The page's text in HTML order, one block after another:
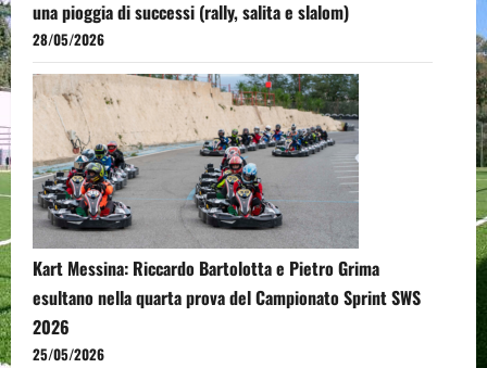
una pioggia di successi (rally, salita e slalom)
28/05/2026
Kart Messina: Riccardo Bartolotta e Pietro Grima
esultano nella quarta prova del Campionato Sprint SWS
2026
25/05/2026